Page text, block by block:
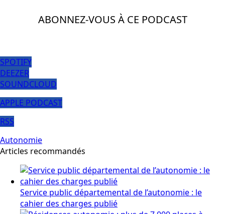
ABONNEZ-VOUS À CE PODCAST
SPOTIFY
DEEZER
SOUNDCLOUD
APPLE PODCAST
RSS
Autonomie
Articles recommandés
Service public départemental de l’autonomie : le
cahier des charges publié